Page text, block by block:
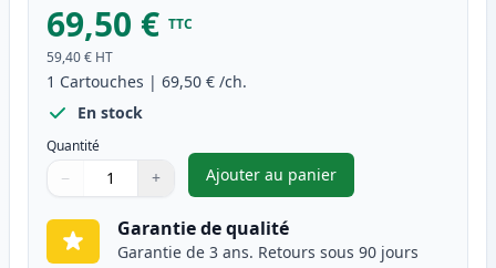
69,50 € TTC
59,40 € HT
1 Cartouches | 69,50 € /ch.
En stock
Quantité
Quantité
Utilisez les boutons pour ajuster
− +
Quantité
Ajouter au panier
,Brother TN321M toner
Garantie de qualité
Garantie de 3 ans. Retours sous 90 jours